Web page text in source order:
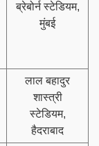
ब्रेबोर्न स्टेडियम,
मुंबई
लाल बहादुर
शास्त्री
स्टेडियम,
हैदराबाद